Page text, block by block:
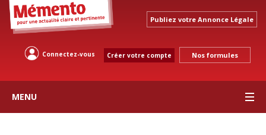
Publiez votre Annonce Légale
Connectez-vous Créer votre compte Nos formules
MENU